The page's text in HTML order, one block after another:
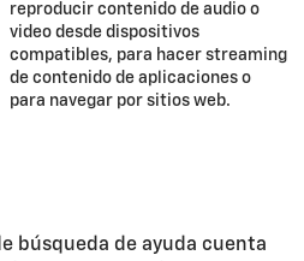
reproducir contenido de audio o
video desde dispositivos
compatibles, para hacer streaming
de contenido de aplicaciones o
para navegar por sitios web.
búsqueda de ayuda cuenta